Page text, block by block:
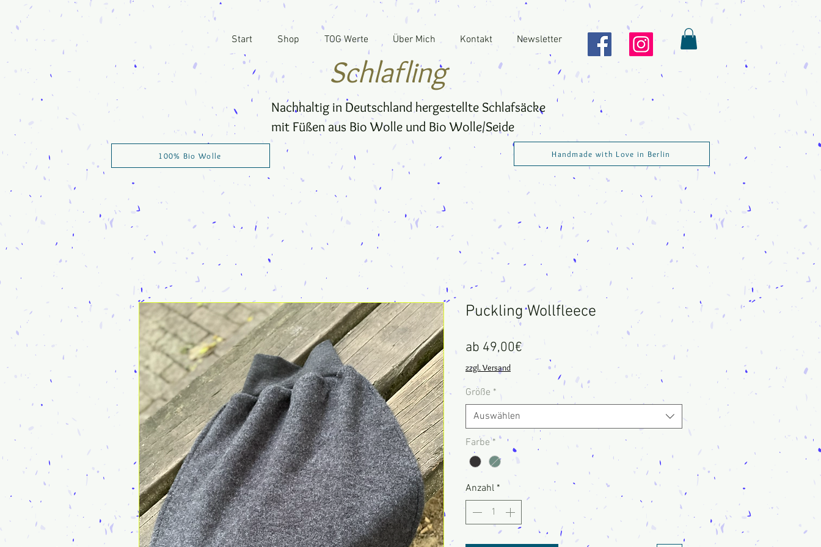
Start Shop TOG Werte Über Mich Kontakt Newsletter
Schlafling
Nachhaltig in Deutschland hergestellte Schlafsäcke
mit Füßen aus Bio Wolle und Bio Wolle/Seide
100% Bio Wolle Handmade with Love in Berlin
Puckling Wollfleece
ab 49,00€
Preis
zzgl. Versand
Größe *
Auswählen
Farbe *
Anzahl *